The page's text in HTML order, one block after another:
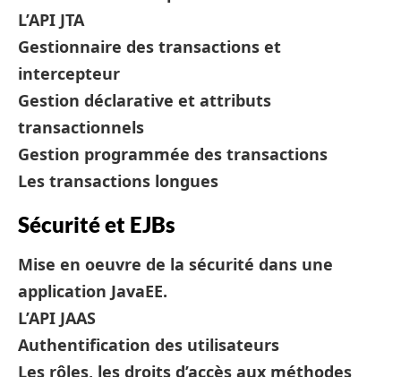
L’API JTA
Gestionnaire des transactions et
intercepteur
Gestion déclarative et attributs
transactionnels
Gestion programmée des transactions
Les transactions longues
Sécurité et EJBs
Mise en oeuvre de la sécurité dans une
application JavaEE.
L’API JAAS
Authentification des utilisateurs
Les rôles, les droits d’accès aux méthodes